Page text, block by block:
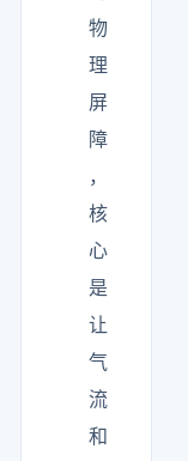
物
理
屏
障
，
核
心
是
让
气
流
和